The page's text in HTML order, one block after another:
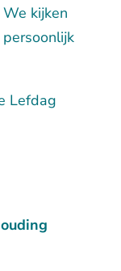
kijken
Lefdag